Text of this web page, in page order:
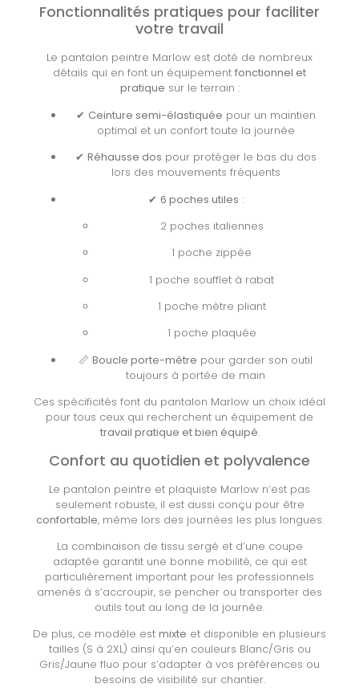
Fonctionnalités pratiques pour faciliter
votre travail
Le pantalon peintre Marlow est doté de nombreux
détails qui en font un équipement fonctionnel et
pratique sur le terrain :
✔ Ceinture semi-élastiquée pour un maintien
optimal et un confort toute la journée
✔ Réhausse dos pour protéger le bas du dos
lors des mouvements fréquents
✔ 6 poches utiles :
2 poches italiennes
1 poche zippée
1 poche soufflet à rabat
1 poche mètre pliant
1 poche plaquée
📏 Boucle porte-mètre pour garder son outil
toujours à portée de main
Ces spécificités font du pantalon Marlow un choix idéal
pour tous ceux qui recherchent un équipement de
travail pratique et bien équipé.
Confort au quotidien et polyvalence
Le pantalon peintre et plaquiste Marlow n’est pas
seulement robuste, il est aussi conçu pour être
confortable, même lors des journées les plus longues.
La combinaison de tissu sergé et d’une coupe
adaptée garantit une bonne mobilité, ce qui est
particulièrement important pour les professionnels
amenés à s’accroupir, se pencher ou transporter des
outils tout au long de la journée.
De plus, ce modèle est mixte et disponible en plusieurs
tailles (S à 2XL) ainsi qu’en couleurs Blanc/Gris ou
Gris/Jaune fluo pour s’adapter à vos préférences ou
besoins de visibilité sur chantier.